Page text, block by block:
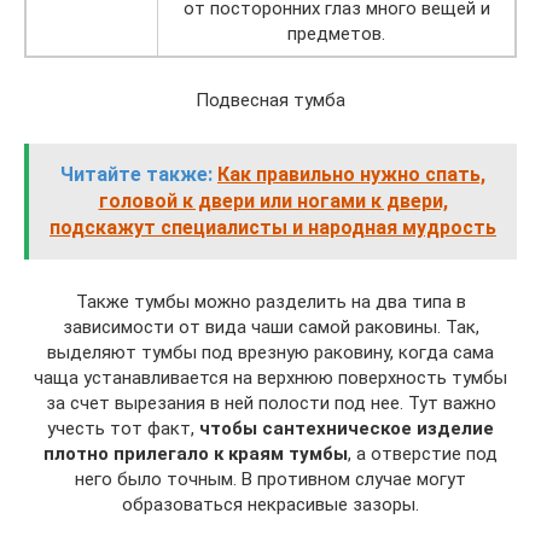
от посторонних глаз много вещей и
предметов.
Подвесная тумба
Читайте также: Как правильно нужно спать,
головой к двери или ногами к двери,
подскажут специалисты и народная мудрость
Также тумбы можно разделить на два типа в
зависимости от вида чаши самой раковины. Так,
выделяют тумбы под врезную раковину, когда сама
чаща устанавливается на верхнюю поверхность тумбы
за счет вырезания в ней полости под нее. Тут важно
учесть тот факт, чтобы сантехническое изделие
плотно прилегало к краям тумбы, а отверстие под
него было точным. В противном случае могут
образоваться некрасивые зазоры.